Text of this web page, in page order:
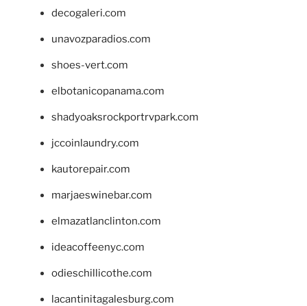
decogaleri.com
unavozparadios.com
shoes-vert.com
elbotanicopanama.com
shadyoaksrockportrvpark.com
jccoinlaundry.com
kautorepair.com
marjaeswinebar.com
elmazatlanclinton.com
ideacoffeenyc.com
odieschillicothe.com
lacantinitagalesburg.com